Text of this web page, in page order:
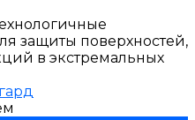
защиты поверхностей,
в экстремальных